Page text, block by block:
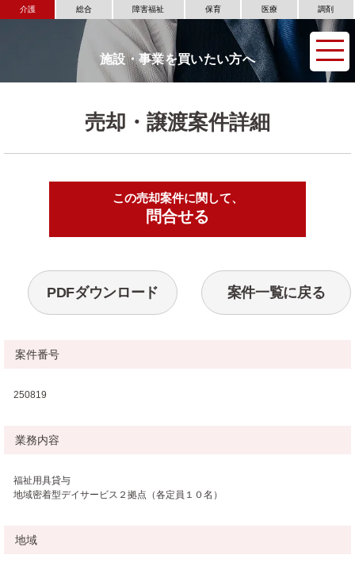
介護 総合 障害福祉 保育 医療 調剤
施設・事業を買いたい方へ
売却・譲渡案件詳細
この売却案件に関して、
問合せる
PDFダウンロード 案件一覧に戻る
案件番号
250819
業務内容
福祉用具貸与
地域密着型デイサービス２拠点（各定員１０名）
地域